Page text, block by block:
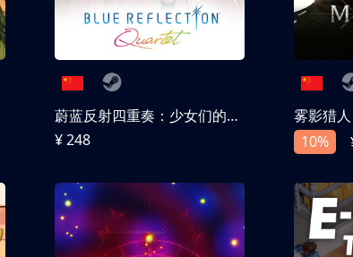
蔚蓝反射四重奏：少女们的奇迹
¥ 248
雾影猎人
10%